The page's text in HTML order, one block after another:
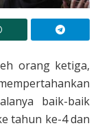
orang ketiga,
baik-baik
tahun ke-4 dan